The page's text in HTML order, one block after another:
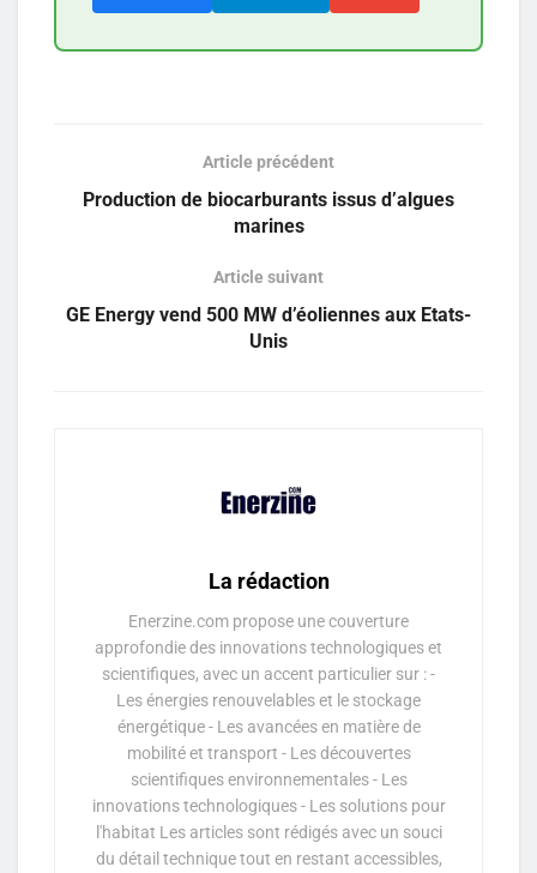
Article précédent
Production de biocarburants issus d’algues
marines
Article suivant
GE Energy vend 500 MW d’éoliennes aux Etats-
Unis
La rédaction
Enerzine.com propose une couverture
approfondie des innovations technologiques et
scientifiques, avec un accent particulier sur : -
Les énergies renouvelables et le stockage
énergétique - Les avancées en matière de
mobilité et transport - Les découvertes
scientifiques environnementales - Les
innovations technologiques - Les solutions pour
l'habitat Les articles sont rédigés avec un souci
du détail technique tout en restant accessibles,